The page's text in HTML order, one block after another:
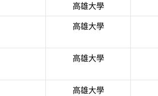
高雄大學
高雄大學
高雄大學
高雄大學